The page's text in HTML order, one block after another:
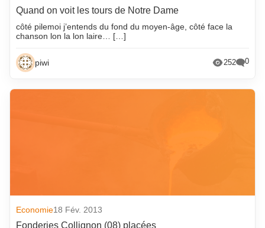
Quand on voit les tours de Notre Dame
côté pilemoi j’entends du fond du moyen-âge, côté face la
chanson lon la lon laire… […]
piwi 252 0
Economie18 Fév. 2013
Fonderies Collignon (08) placées